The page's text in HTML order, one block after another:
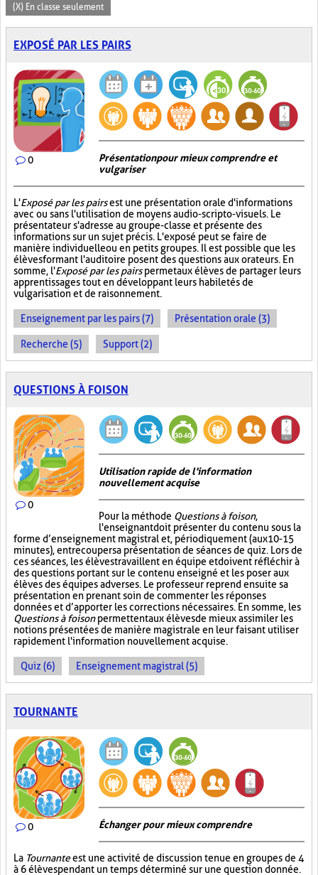
(X) En classe seulement
EXPOSÉ PAR LES PAIRS
0
Présentation pour mieux comprendre et
vulgariser
L'Exposé par les pairsest une présentation orale d'informations
avec ou sans l'utilisation de moyens audio-scripto-visuels. Le
présentateur s'adresse au groupe-classe et présente des
informations sur un sujet précis. L'exposé peut se faire de
manière individuelle ou en petits groupes. Il est possible que les
élèves formant l'auditoire posent des questions aux orateurs. En
somme, l'Exposé par les pairspermet aux élèves de partager leurs
apprentissages tout en développant leurs habiletés de
vulgarisation et de raisonnement.
Enseignement par les pairs (7) Présentation orale (3)
Recherche (5) Support (2)
QUESTIONS À FOISON
0
Utilisation rapide de l'information
nouvellement acquise
Pour la méthode Questions à foison,
l'enseignant doit présenter du contenu sous la
forme d’enseignement magistral et, périodiquement (aux 10-15
minutes), entrecouper sa présentation de séances de quiz. Lors de
ces séances, les élèves travaillent en équipe et doivent réfléchir à
des questions portant sur le contenu enseigné et les poser aux
élèves des équipes adverses. Le professeur reprend ensuite sa
présentation en prenant soin de commenter les réponses
données et d’apporter les corrections nécessaires. En somme, les
Questions à foisonpermettent aux élèves de mieux assimiler les
notions présentées de manière magistrale en leur faisant utiliser
rapidement l'information nouvellement acquise.
Quiz (6) Enseignement magistral (5)
TOURNANTE
0 Échanger pour mieux comprendre
La Tournanteest une activité de discussion tenue en groupes de 4
à 6 élèves pendant un temps déterminé sur une question donnée.